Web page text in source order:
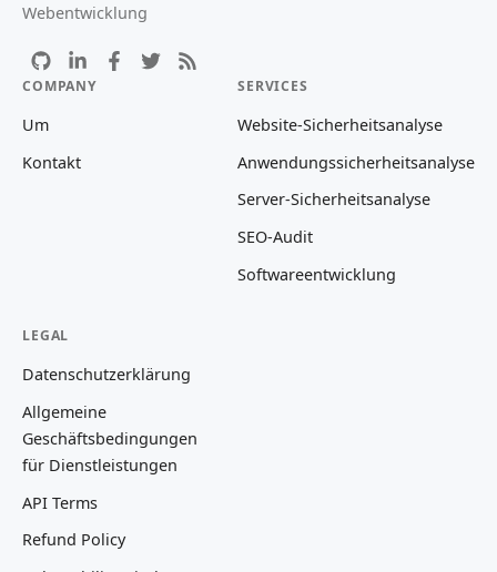
Webentwicklung
COMPANY
Um
Kontakt
SERVICES
Website-Sicherheitsanalyse
Anwendungssicherheitsanalyse
Server-Sicherheitsanalyse
SEO-Audit
Softwareentwicklung
LEGAL
Datenschutzerklärung
Allgemeine
Geschäftsbedingungen
für Dienstleistungen
API Terms
Refund Policy